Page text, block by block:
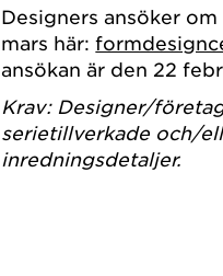
Designers ansöker
mars här:
ansökan är den 22
Krav: Designer/
serietillverkade och/
inredningsdetaljer.